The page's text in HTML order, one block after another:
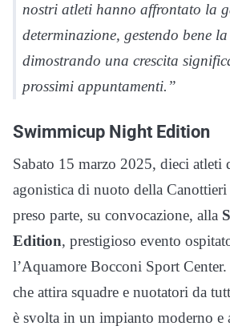
nostri atleti hanno affrontato la
determinazione, gestendo bene
dimostrando una crescita
prossimi appuntamenti.”
Swimmicup Night Edition
Sabato 15 marzo 2025, dieci atleti
agonistica di nuoto della Canottieri
preso parte, su convocazione, alla
Edition, prestigioso evento
l’Aquamore Bocconi Sport
che attira squadre e nuotatori da
è svolta in un impianto moderno e